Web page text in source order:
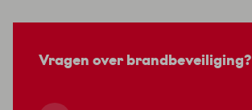
Vragen over brandbeveiliging?